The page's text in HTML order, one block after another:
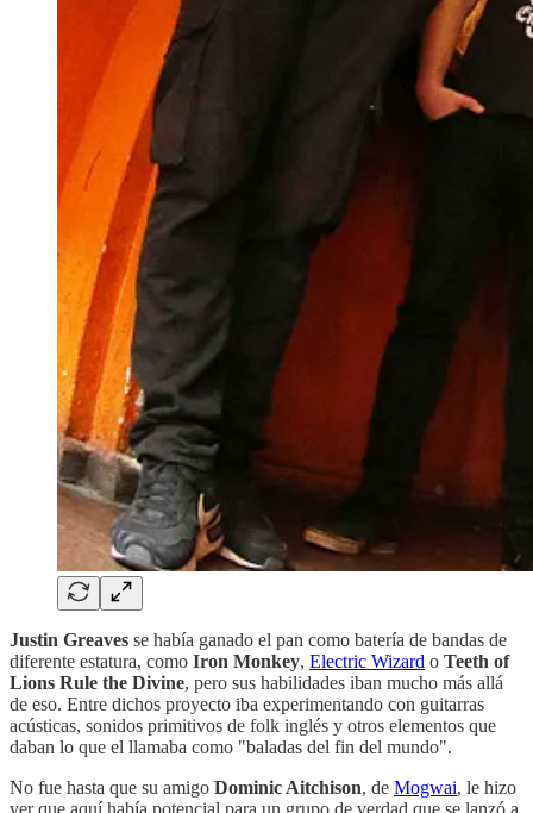
Justin Greaves se había ganado el pan como batería de bandas de
diferente estatura, como Iron Monkey, Electric Wizard o Teeth of
Lions Rule the Divine, pero sus habilidades iban mucho más allá
de eso. Entre dichos proyecto iba experimentando con guitarras
acústicas, sonidos primitivos de folk inglés y otros elementos que
daban lo que el llamaba como "baladas del fin del mundo".
No fue hasta que su amigo Dominic Aitchison, de Mogwai, le hizo